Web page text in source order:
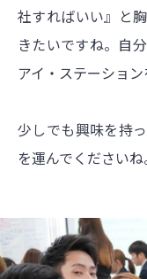
社すればいい』と
きたいですね。自
アイ・ステーション
少しでも興味を持
を運んでくださいね